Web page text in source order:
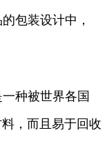
包装设计中，
种被世界各国
，而且易于回收